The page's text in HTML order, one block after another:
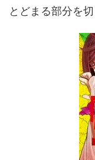
とどまる部分を